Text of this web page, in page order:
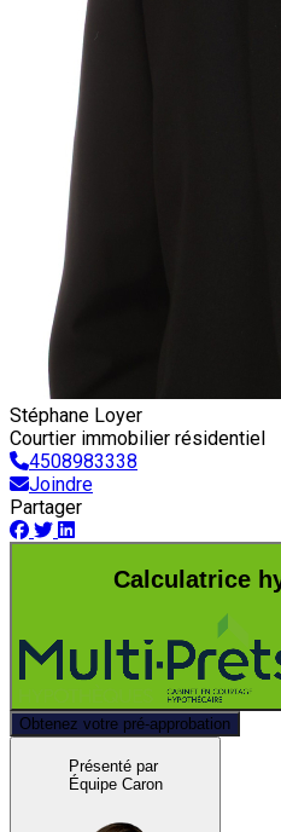
Stéphane Loyer
Courtier immobilier résidentiel
4508983338
Joindre
Partager
Calculatrice
Obtenez votre pré-approbation
Présenté par
Équipe Caron